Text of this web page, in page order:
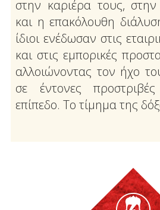
στην καριέρα τους, στην
και η επακόλουθη
ίδιοι ενέδωσαν στις
και στις εμπορικές
αλλοιώνοντας τον ήχο
σε έντονες
επίπεδο. Το τίμημα της